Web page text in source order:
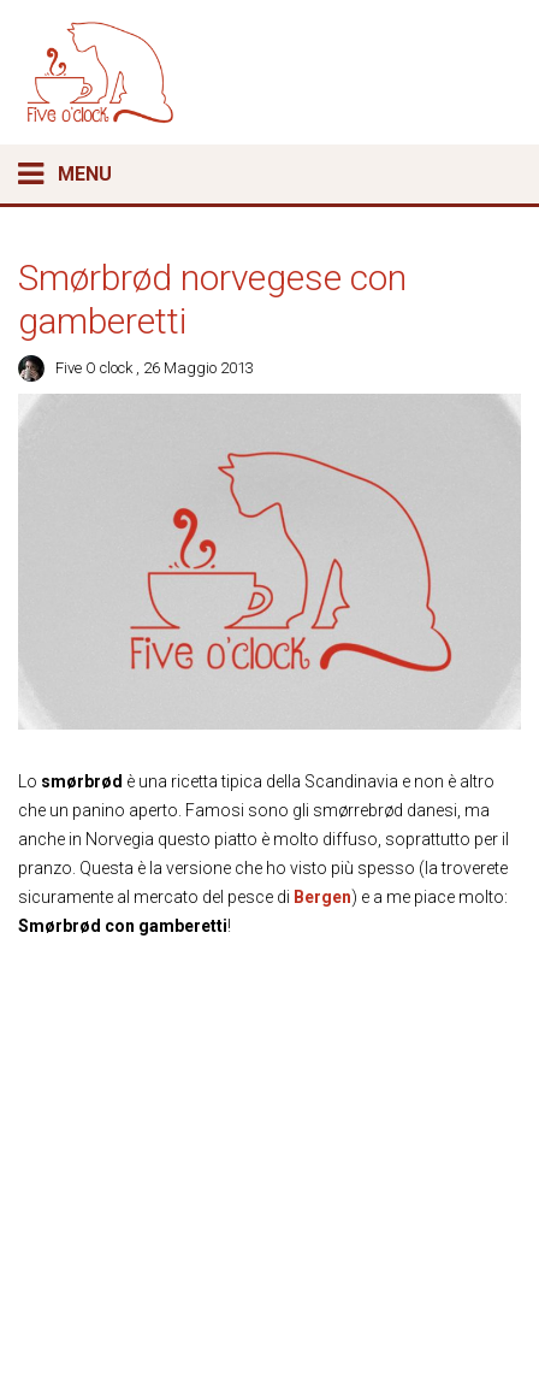
MENU
Smørbrød norvegese con
gamberetti
Five O clock , 26 Maggio 2013
Lo smørbrød è una ricetta tipica della Scandinavia e non è altro
che un panino aperto. Famosi sono gli smørrebrød danesi, ma
anche in Norvegia questo piatto è molto diffuso, soprattutto per il
pranzo. Questa è la versione che ho visto più spesso (la troverete
sicuramente al mercato del pesce di Bergen) e a me piace molto:
Smørbrød con gamberetti!